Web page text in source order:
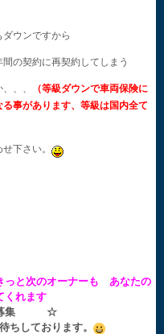
ウンですから
の契約に再契約してしまう
、、
（等級ダウンで車両保険に
事があります、等級は国内全て
下さい。
と次のオーナーも あなたの
くれます
募集 ☆
ちしております。